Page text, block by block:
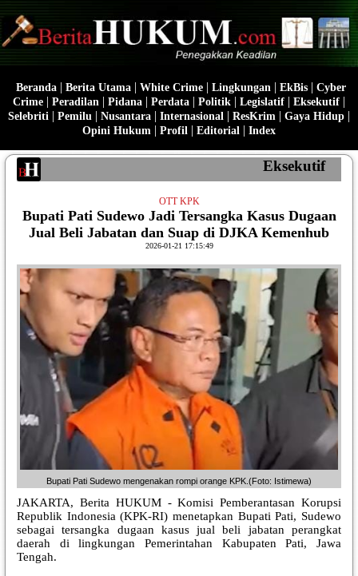
Beranda| Berita Utama| White Crime| Lingkungan | EkBis| Cyber
Crime | Peradilan | Pidana | Perdata | Politik | Legislatif | Eksekutif |
Selebriti | Pemilu | Nusantara | Internasional | ResKrim | Gaya Hidup |
Opini Hukum | Profil | Editorial | Index
Eksekutif
OTT KPK
Bupati Pati Sudewo Jadi Tersangka Kasus Dugaan
Jual Beli Jabatan dan Suap di DJKA Kemenhub
2026-01-21 17:15:49
Bupati Pati Sudewo mengenakan rompi orange KPK.(Foto: Istimewa)
JAKARTA, Berita HUKUM - Komisi Pemberantasan Korupsi
Republik Indonesia (KPK-RI) menetapkan Bupati Pati, Sudewo
sebagai tersangka dugaan kasus jual beli jabatan perangkat
daerah di lingkungan Pemerintahan Kabupaten Pati, Jawa
Tengah.